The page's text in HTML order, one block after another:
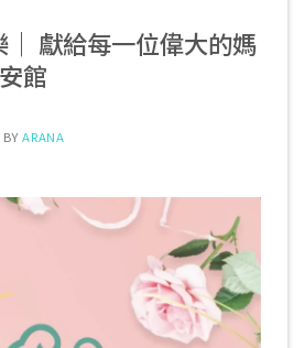
｜ 獻給每一位偉大的媽
館
BYARANA